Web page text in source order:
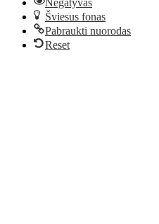
Šviesus fonas
Pabraukti nuorodas
Reset